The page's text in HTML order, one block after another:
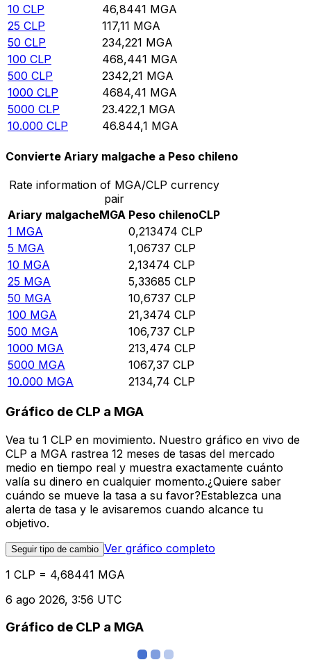
10 CLP 46,8441 MGA
25 CLP 117,11 MGA
50 CLP 234,221 MGA
100 CLP 468,441 MGA
500 CLP 2342,21 MGA
1000 CLP 4684,41 MGA
5000 CLP 23.422,1 MGA
10.000 CLP 46.844,1 MGA
Convierte Ariary malgache a Peso chileno
Rate information of MGA/CLP currency
pair
Ariary malgacheMGA Peso chilenoCLP
1 MGA 0,213474 CLP
5 MGA 1,06737 CLP
10 MGA 2,13474 CLP
25 MGA 5,33685 CLP
50 MGA 10,6737 CLP
100 MGA 21,3474 CLP
500 MGA 106,737 CLP
1000 MGA 213,474 CLP
5000 MGA 1067,37 CLP
10.000 MGA 2134,74 CLP
Gráfico de CLP a MGA
Vea tu 1 CLP en movimiento. Nuestro gráfico en vivo de
CLP a MGA rastrea 12 meses de tasas del mercado
medio en tiempo real y muestra exactamente cuánto
valía su dinero en cualquier momento.¿Quiere saber
cuándo se mueve la tasa a su favor?Establezca una
alerta de tasa y le avisaremos cuando alcance tu
objetivo.
Seguir tipo de cambio Ver gráfico completo
1 CLP = 4,68441 MGA
6 ago 2026, 3:56 UTC
Gráfico de CLP a MGA